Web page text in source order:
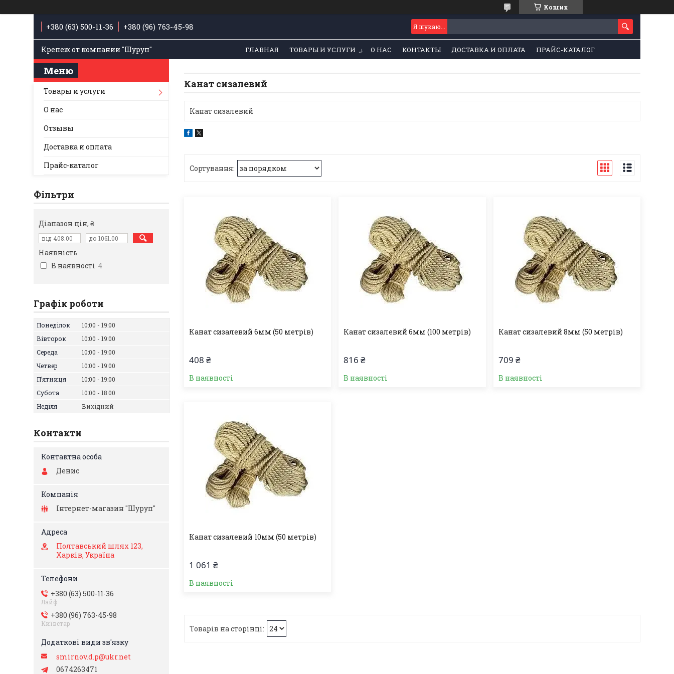
Кошик
+380 (63) 500-11-36 +380 (96) 763-45-98
Крепеж от компании "Шуруп" ГЛАВНАЯ ТОВАРЫ И УСЛУГИ О НАС КОНТАКТЫ ДОСТАВКА И ОПЛАТА ПРАЙС-КАТАЛОГ
Канат сизалевий
Канат сизалевий
Канат сизалевий 6мм (50 метрів)
408 ₴
В наявності
Канат сизалевий 6мм (100 метрів)
816 ₴
В наявності
Канат сизалевий 8мм (50 метрів)
709 ₴
В наявності
Канат сизалевий 10мм (50 метрів)
1 061 ₴
В наявності
Товары и услуги
О нас
Отзывы
Доставка и оплата
Прайс-каталог
Фільтри
Діапазон цін, ₴
Наявність
В наявності 4
Графік роботи
Понеділок 10:00
19:00
Вівторок
10:00
19:00
Середа
10:00
19:00
Четвер
10:00
19:00
Пʼятниця
10:00
19:00
Субота
10:00
18:00
Неділя
Вихідний
Контакти
Денис
Інтернет-магазин "Шуруп"
Полтавський шлях 123,
Харків, Україна
+380 (63) 500-11-36
Лайф
+380 (96) 763-45-98
Київстар
smirnov.d.p@ukr.net
0674263471